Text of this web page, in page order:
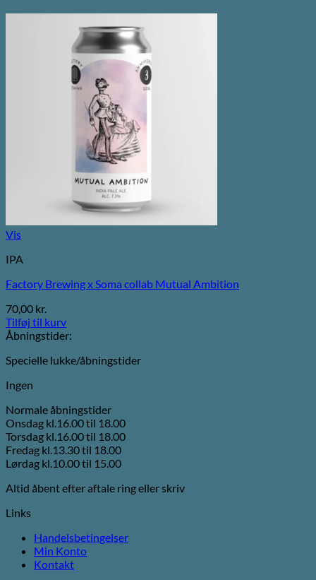
Vis
IPA
Factory Brewing x Soma collab Mutual Ambition
70,00 kr.
Tilføj til kurv
Åbningstider:
Specielle lukke/åbningstider
Ingen
Normale åbningstider
Onsdag kl.16.00 til 18.00
Torsdag kl.16.00 til 18.00
Fredag kl.13.30 til 18.00
Lørdag kl.10.00 til 15.00
Altid åbent efter aftale ring eller skriv
Links
Handelsbetingelser
Min Konto
Kontakt